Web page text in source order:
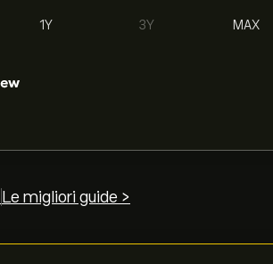
1Y 3Y MAX
Le migliori guide >